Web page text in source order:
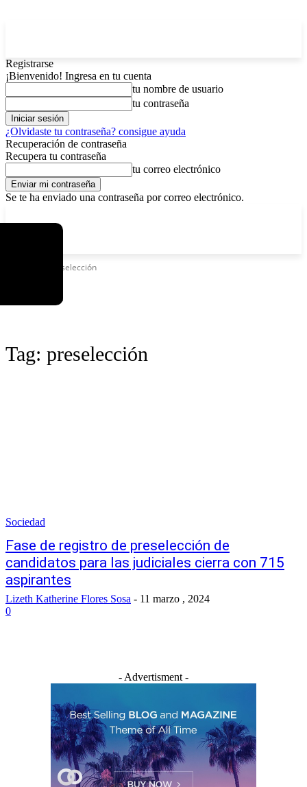
Registrarse
¡Bienvenido! Ingresa en tu cuenta
tu nombre de usuario
tu contraseña
¿Olvidaste tu contraseña? consigue ayuda
Recuperación de contraseña
Recupera tu contraseña
tu correo electrónico
Se te ha enviado una contraseña por correo electrónico.
Preselección
Tag: preselección
Sociedad
Fase de registro de preselección de
candidatos para las judiciales cierra con 715
aspirantes
Lizeth Katherine Flores Sosa - 11 marzo , 2024
0
- Advertisment -